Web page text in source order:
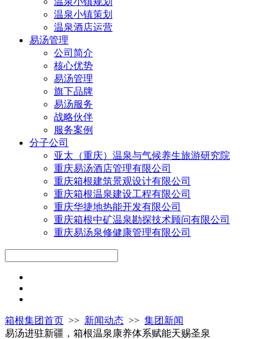
温泉小镇策划
温泉酒店运营
易汤管理
公司简介
核心优势
易汤管理
旗下品牌
易汤服务
战略伙伴
服务案例
分子公司
亚太（重庆）温泉与气候养生旅游研究院
重庆易汤酒店管理有限公司
重庆箱根建筑景观设计有限公司
重庆箱根温泉建设工程有限公司
重庆华捷地热能开发有限公司
重庆箱根中矿温泉勘探技术顾问有限公司
重庆易汤泉修健康管理有限公司
箱根集团首页 >> 新闻动态 >> 集团新闻
易汤进驻新疆，箱根温泉康养体系赋能天赐圣泉